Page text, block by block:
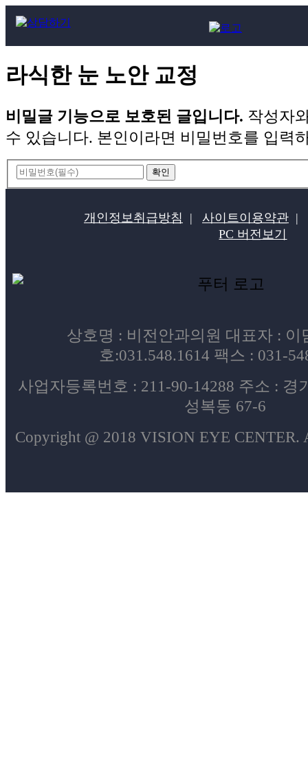
라식한 눈 노안 교정
비밀글 기능으로 보호된 글입니다. 작성자
수 있습니다. 본인이라면 비밀번호를 입력
개인정보취급방침 | 사이트이용약관 |
PC 버전보기
상호명 : 비전안과의원 대표자 : 이
호:031.548.1614 팩스 : 031-
사업자등록번호 : 211-90-14288 주소 : 경
성복동 67-6
Copyright @ 2018 VISION EYE CENTER.